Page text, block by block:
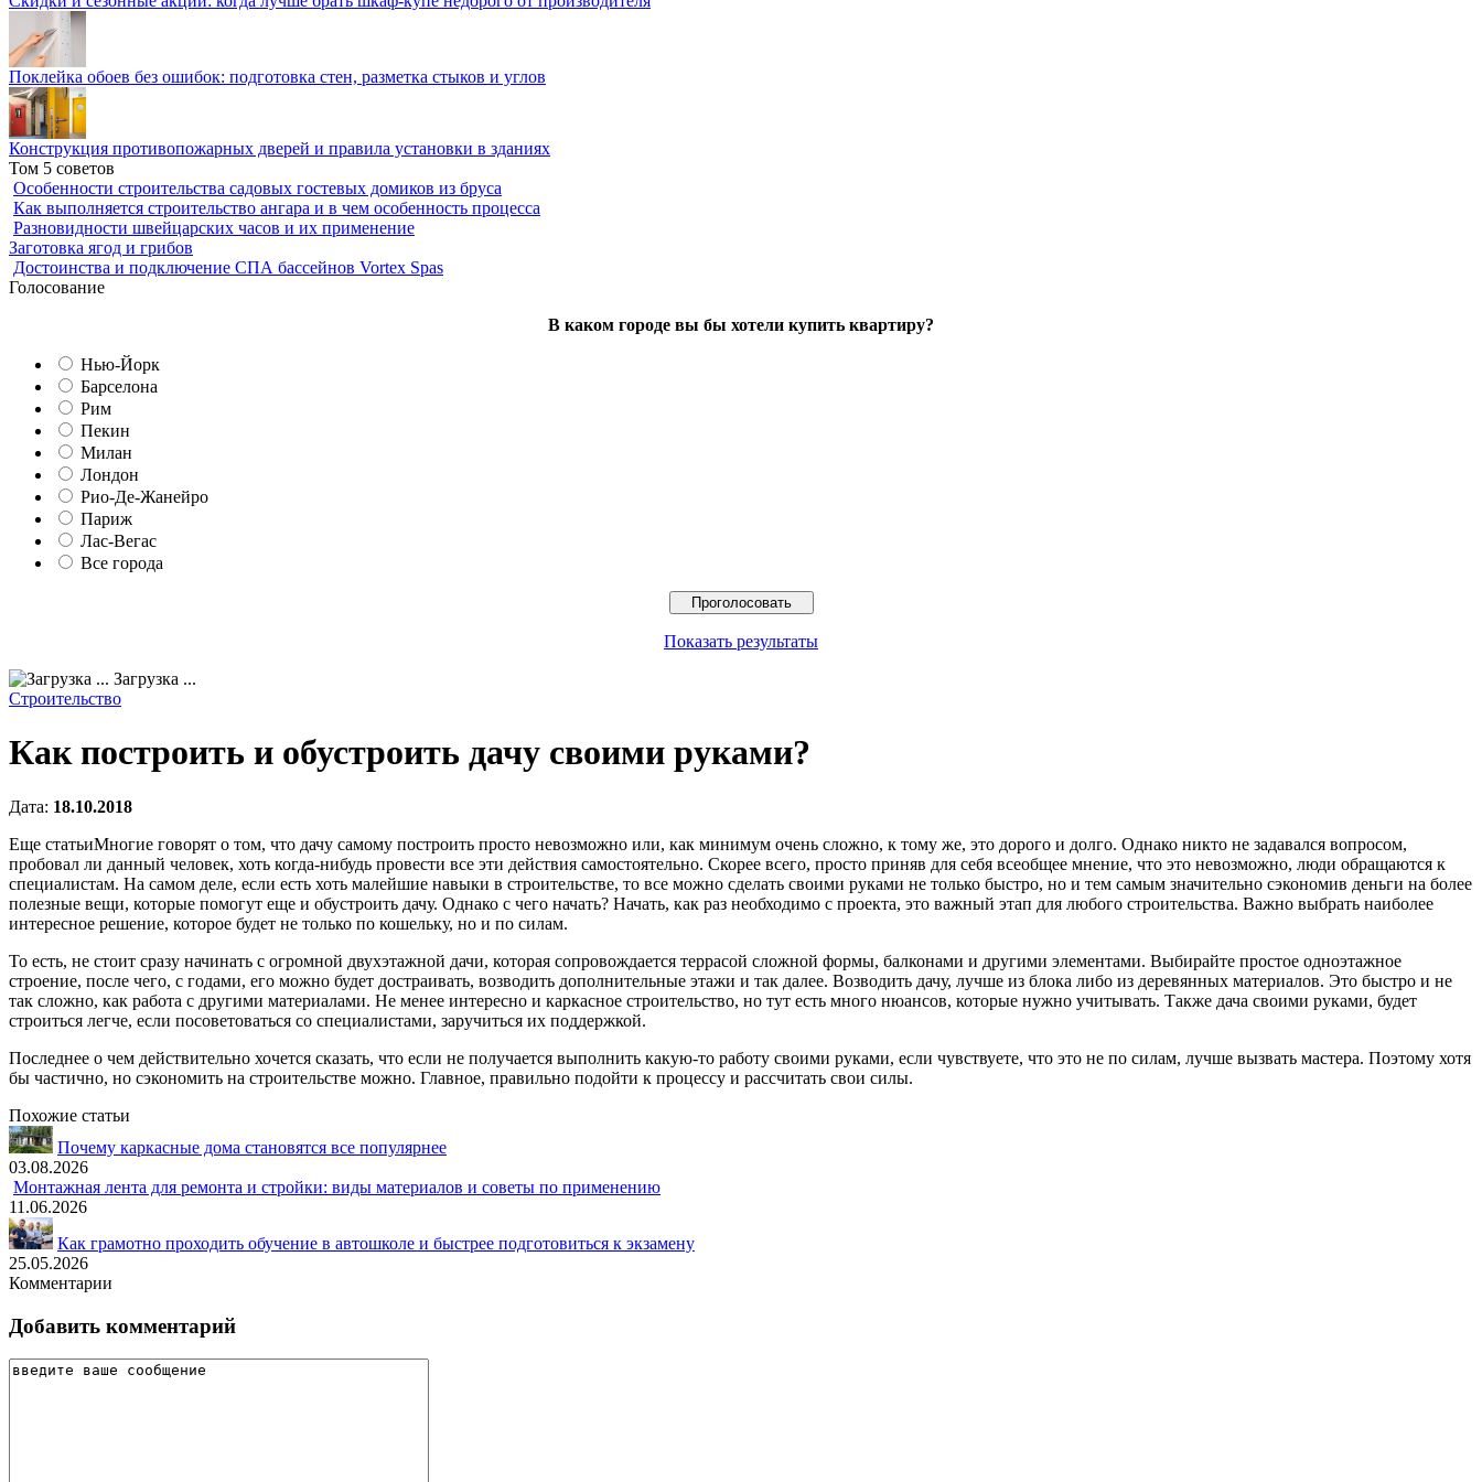
Поклейка обоев без ошибок: подготовка стен, разметка стыков и углов
Конструкция противопожарных дверей и правила установки в зданиях
Том 5 советов
Особенности строительства садовых гостевых домиков из бруса
Как выполняется строительство ангара и в чем особенность процесса
Разновидности швейцарских часов и их применение
Заготовка ягод и грибов
Достоинства и подключение СПА бассейнов Vortex Spas
Голосование
В каком городе вы бы хотели купить квартиру?
Нью-Йорк
Барселона
Рим
Пекин
Милан
Лондон
Рио-Де-Жанейро
Париж
Лас-Вегас
Все города
Показать результаты
Загрузка ...
Строительство
Как построить и обустроить дачу своими руками?
Дата: 18.10.2018
Еще статьиМногие говорят о том, что дачу самому построить просто невозможно или, как минимум очень сложно, к тому же, это дорого и долго. Однако никто не задавался вопросом,
пробовал ли данный человек, хоть когда-нибудь провести все эти действия самостоятельно. Скорее всего, просто приняв для себя всеобщее мнение, что это невозможно, люди обращаются к
специалистам. На самом деле, если есть хоть малейшие навыки в строительстве, то все можно сделать своими руками не только быстро, но и тем самым значительно сэкономив деньги на более
полезные вещи, которые помогут еще и обустроить дачу. Однако с чего начать? Начать, как раз необходимо с проекта, это важный этап для любого строительства. Важно выбрать наиболее
интересное решение, которое будет не только по кошельку, но и по силам.
То есть, не стоит сразу начинать с огромной двухэтажной дачи, которая сопровождается террасой сложной формы, балконами и другими элементами. Выбирайте простое одноэтажное
строение, после чего, с годами, его можно будет достраивать, возводить дополнительные этажи и так далее. Возводить дачу, лучше из блока либо из деревянных материалов. Это быстро и не
так сложно, как работа с другими материалами. Не менее интересно и каркасное строительство, но тут есть много нюансов, которые нужно учитывать. Также дача своими руками, будет
строиться легче, если посоветоваться со специалистами, заручиться их поддержкой.
Последнее о чем действительно хочется сказать, что если не получается выполнить какую-то работу своими руками, если чувствуете, что это не по силам, лучше вызвать мастера. Поэтому хотя
бы частично, но сэкономить на строительстве можно. Главное, правильно подойти к процессу и рассчитать свои силы.
Похожие статьи
Почему каркасные дома становятся все популярнее
03.08.2026
Монтажная лента для ремонта и стройки: виды материалов и советы по применению
11.06.2026
Как грамотно проходить обучение в автошколе и быстрее подготовиться к экзамену
25.05.2026
Комментарии
Добавить комментарий